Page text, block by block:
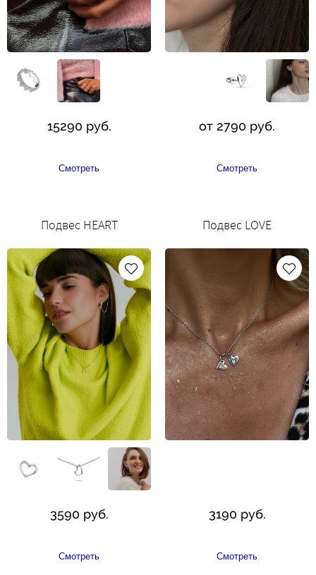
15290 руб.
Смотреть
от 2790 руб.
Смотреть
Подвес HEART
3590 руб.
Смотреть
Подвес LOVE
3190 руб.
Смотреть